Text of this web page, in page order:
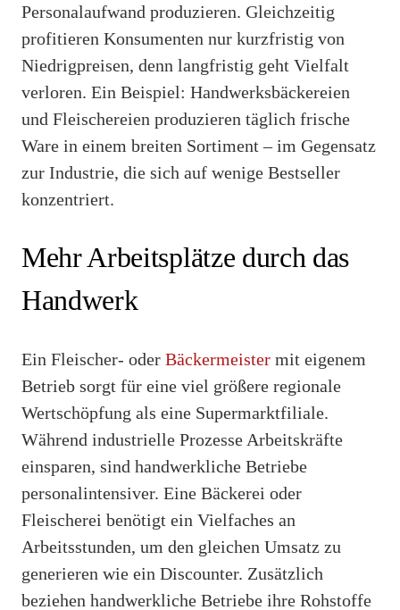
Personalaufwand produzieren. Gleichzeitig
profitieren Konsumenten nur kurzfristig von
Niedrigpreisen, denn langfristig geht Vielfalt
verloren. Ein Beispiel: Handwerksbäckereien
und Fleischereien produzieren täglich frische
Ware in einem breiten Sortiment – im Gegensatz
zur Industrie, die sich auf wenige Bestseller
konzentriert.
Mehr Arbeitsplätze durch das
Handwerk
Ein Fleischer- oder Bäckermeister mit eigenem
Betrieb sorgt für eine viel größere regionale
Wertschöpfung als eine Supermarktfiliale.
Während industrielle Prozesse Arbeitskräfte
einsparen, sind handwerkliche Betriebe
personalintensiver. Eine Bäckerei oder
Fleischerei benötigt ein Vielfaches an
Arbeitsstunden, um den gleichen Umsatz zu
generieren wie ein Discounter. Zusätzlich
beziehen handwerkliche Betriebe ihre Rohstoffe